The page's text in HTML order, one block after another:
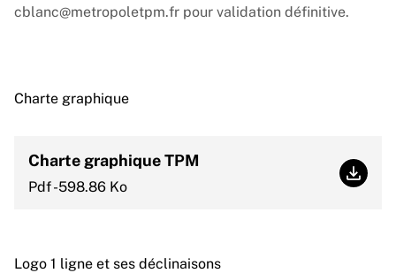
cblanc@metropoletpm.fr pour validation définitive.
Charte graphique
Charte graphique TPM
Pdf -598.86 Ko
Logo 1 ligne et ses déclinaisons